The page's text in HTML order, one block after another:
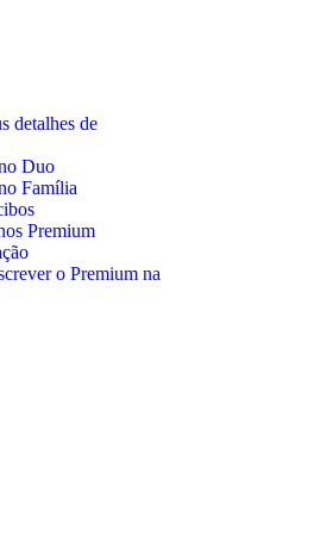
detalhes de
Duo
Família
Premium
o Premium na